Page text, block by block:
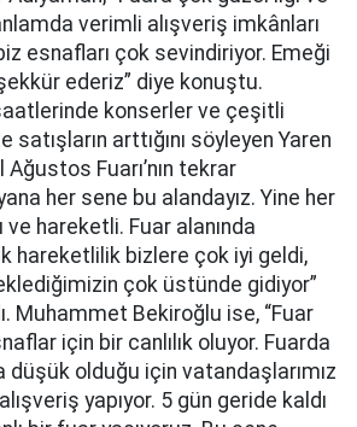
verimli alışveriş imkânları
esnafları çok sevindiriyor. Emeği
ederiz” diye konuştu.
konserler ve çeşitli
arttığını söyleyen Yaren
Ağustos Fuarı’nın tekrar
her sene bu alandayız. Yine her
ve hareketli. Fuar alanında
hareketlilik bizlere çok iyi geldi,
çok üstünde gidiyor”
Muhammet Bekiroğlu ise, “Fuar
için bir canlılık oluyor. Fuarda
olduğu için vatandaşlarımız
yapıyor. 5 gün geride kaldı